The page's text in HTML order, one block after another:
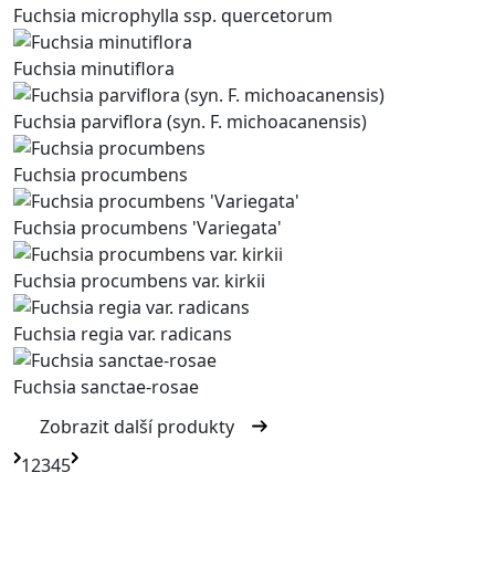
Fuchsia microphylla ssp. quercetorum
Fuchsia minutiflora
Fuchsia parviflora (syn. F. michoacanensis)
Fuchsia procumbens
Fuchsia procumbens 'Variegata'
Fuchsia procumbens var. kirkii
Fuchsia regia var. radicans
Fuchsia sanctae-rosae
Zobrazit další produkty
12345